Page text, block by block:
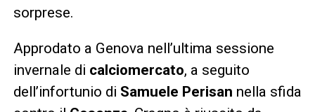
sorprese.
Approdato a Genova nell’ultima sessione
invernale di calciomercato, a seguito
dell’infortunio di Samuele Perisan nella sfida